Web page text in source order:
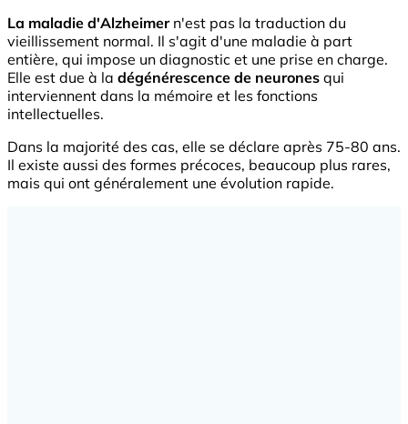
La maladie d'Alzheimern'est pas la traduction du
vieillissement normal. Il s'agit d'une maladie à part
entière, qui impose un diagnostic et une prise en charge.
Elle est due à la dégénérescence de neurones qui
interviennent dans la mémoire et les fonctions
intellectuelles.
Dans la majorité des cas, elle se déclare après 75-80 ans.
Il existe aussi des formes précoces, beaucoup plus rares,
mais qui ont généralement une évolution rapide.